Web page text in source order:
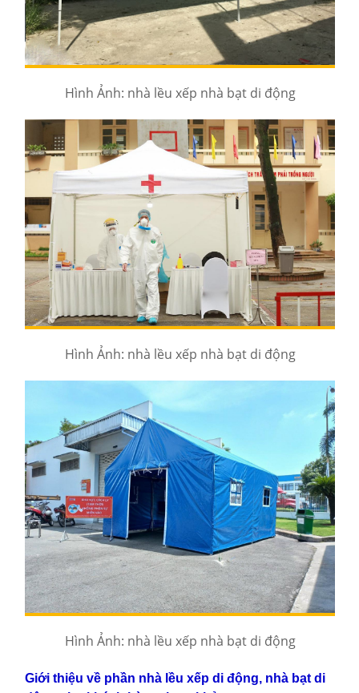
Hình Ảnh: nhà lều xếp nhà bạt di động
Hình Ảnh: nhà lều xếp nhà bạt di động
Hình Ảnh: nhà lều xếp nhà bạt di động
Giới thiệu về phần nhà lều xếp di động, nhà bạt di